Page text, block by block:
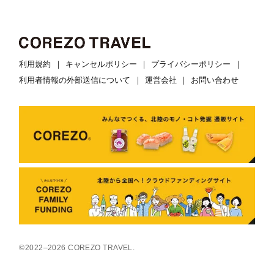
利用規約 キャンセルポリシー
プライバシーポリシー
利用者情報の外部送信について
運営会社 お問い合わせ
©2022–2026 COREZO TRAVEL.